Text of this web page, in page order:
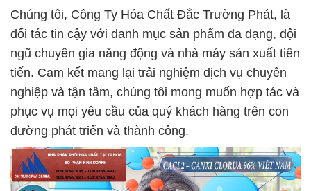
Chúng tôi, Công Ty Hóa Chất Đắc Trường Phát, là
đối tác tin cậy với danh mục sản phẩm đa dạng, đội
ngũ chuyên gia năng động và nhà máy sản xuất tiên
tiến. Cam kết mang lại trải nghiệm dịch vụ chuyên
nghiệp và tận tâm, chúng tôi mong muốn hợp tác và
phục vụ mọi yêu cầu của quý khách hàng trên con
đường phát triển và thành công.